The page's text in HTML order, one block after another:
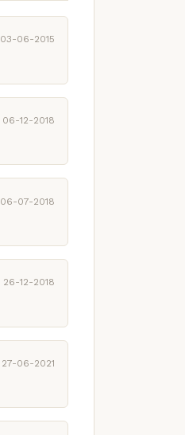
03-06-2015
06-12-2018
06-07-2018
26-12-2018
27-06-2021